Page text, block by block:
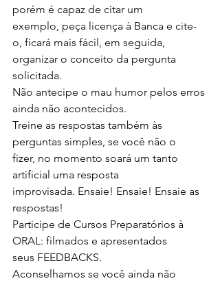
porém é capaz de citar um
exemplo, peça licença à Banca e cite-
o, ficará mais fácil, em seguida,
organizar o conceito da pergunta
solicitada.
Não antecipe o mau humor pelos erros
ainda não acontecidos.
Treine as respostas também às
perguntas simples, se você não o
fizer, no momento soará um tanto
artificial uma resposta
improvisada. Ensaie! Ensaie! Ensaie as
respostas!
Participe de Cursos Preparatórios à
ORAL: filmados e apresentados
seus FEEDBACKS.
Aconselhamos se você ainda não